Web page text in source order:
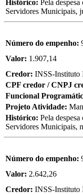
Histórico: Pela
Servidores Municipais,
Número do empenho:
Valor: 1.907,14
Credor: INSS-Instituto
CPF credor / CNPJ
Funcional
Projeto Atividade:
Histórico: Pela
Servidores Municipais,
Número do empenho:
Valor: 2.642,26
Credor: INSS-Instituto